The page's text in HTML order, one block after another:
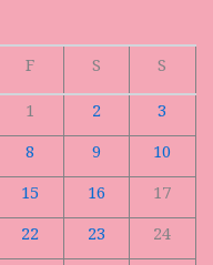
F S
S
1
2
3
8 9
10
15 16
17
22 23
24